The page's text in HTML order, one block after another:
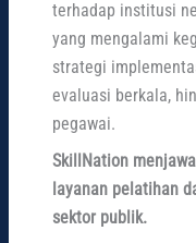
terhadap institusi
yang mengalami
strategi
evaluasi berkala,
pegawai.
SkillNation
layanan pelatihan
sektor publik.